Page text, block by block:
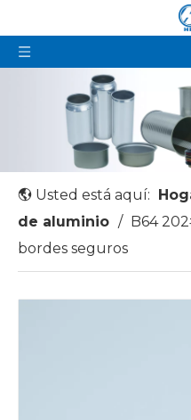
Usted está aquí:
de aluminio / B64
bordes seguros